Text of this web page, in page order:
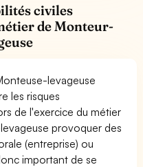
civiles
de Monteur-
levageuse
les risques
de l'exercice du métier
provoquer des
(entreprise) ou
important de se